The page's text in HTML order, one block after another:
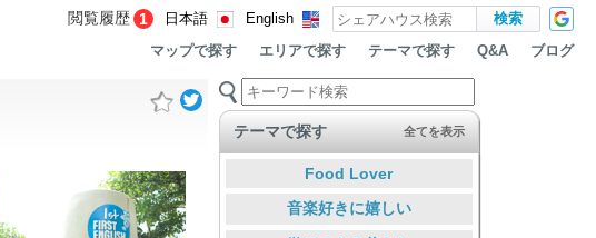
閲覧履歴 1 日本語 English
マップで探す エリアで探す テーマで探す Q&A ブログ
テーマで探す 全てを表示
Food Lover
音楽好きに嬉しい